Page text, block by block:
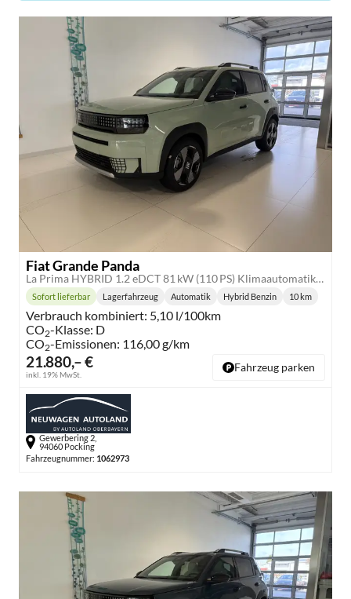
Fiat Grande Panda
La Prima HYBRID 1.2 eDCT 81 kW (110 PS) Klimaautomatik, Radio, DAB, Navigationssystem, Lenkradheizung, Sitzheizung, Induktionsladen für Smartphones, LED-Scheinwerfer, Lichtsensor, Regensensor, Tempomat, 17 Zoll Leichtmetallfelgen, uvm
21.880,– €
inkl. 19% MwSt.
Lieferzeit:
Sofort lieferbar Lagerfahrzeug
Getriebe:
Automatik
Kraftstoff:
Hybrid Benzin 10 km
Verbrauch kombiniert: 5,10 l/100km
CO2-Klasse: D
CO2-Emissionen: 116,00 g/km
Fahrzeug parken
Gewerbering 2,
94060 Pocking
Fahrzeugnummer: 1062973